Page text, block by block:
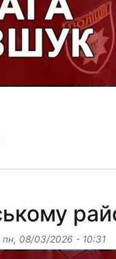
пн, 08/03/2026 - 10:31